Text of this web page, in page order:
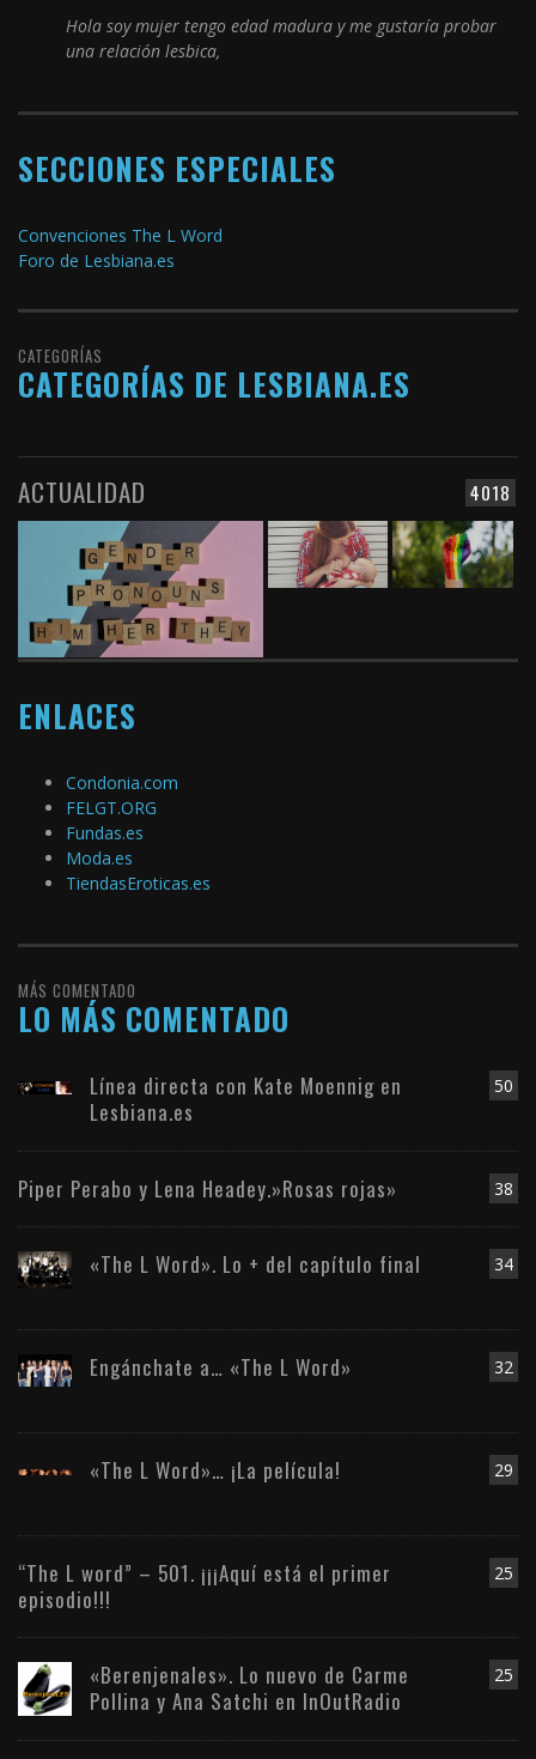
Hola soy mujer tengo edad madura y me gustaría probar
una relación lesbica,
SECCIONES ESPECIALES
Convenciones The L Word
Foro de Lesbiana.es
CATEGORÍAS
CATEGORÍAS DE LESBIANA.ES
4018
ACTUALIDAD
ENLACES
Condonia.com
FELGT.ORG
Fundas.es
Moda.es
TiendasEroticas.es
MÁS COMENTADO
LO MÁS COMENTADO
50
Línea directa con Kate Moennig en
Lesbiana.es
38
Piper Perabo y Lena Headey.»Rosas rojas»
34
«The L Word». Lo + del capítulo final
32
Engánchate a… «The L Word»
29
«The L Word»… ¡La película!
25
“The L word” – 501. ¡¡¡Aquí está el primer
episodio!!!
25
«Berenjenales». Lo nuevo de Carme
Pollina y Ana Satchi en InOutRadio